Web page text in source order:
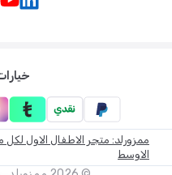
ممزورلد: متجر الاطفال الاول
الاوسط